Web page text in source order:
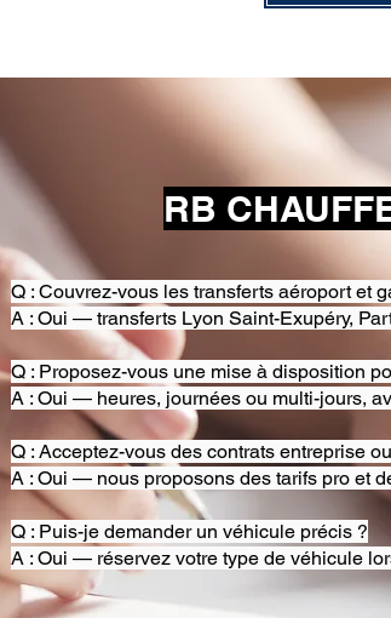
RB
Q : Couvrez-vous les transferts aéroport et
A : Oui — transferts Lyon Saint-Exupéry,
Q : Proposez-vous une mise à disposition
A : Oui — heures, journées ou multi-jours,
Q : Acceptez-vous des contrats entreprise
A : Oui — nous proposons des tarifs pro et
Q : Puis-je demander un véhicule précis ?
A : Oui — réservez votre type de véhicule